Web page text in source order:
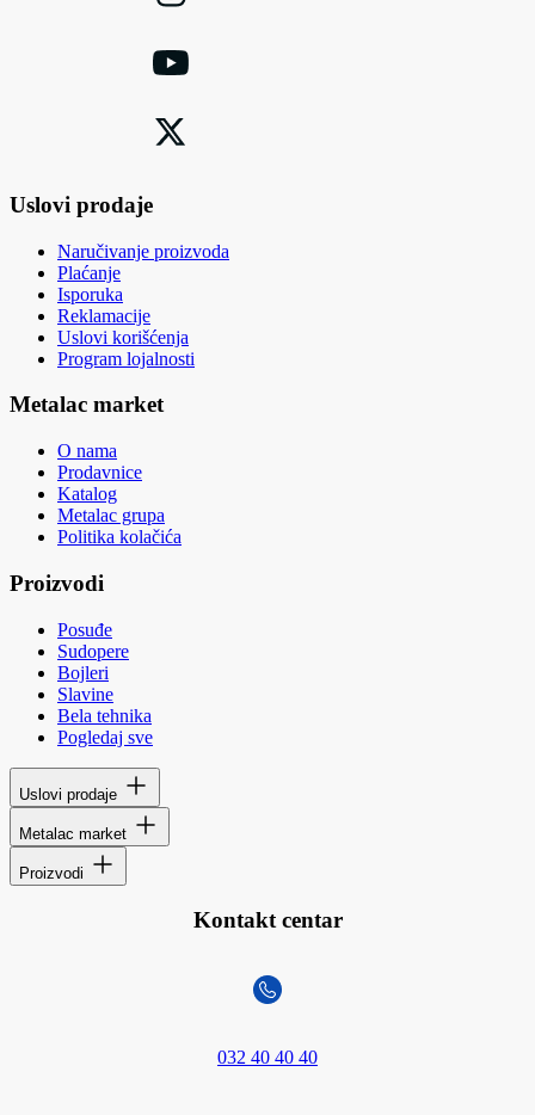
Uslovi prodaje
Naručivanje proizvoda
Plaćanje
Isporuka
Reklamacije
Uslovi korišćenja
Program lojalnosti
Metalac market
O nama
Prodavnice
Katalog
Metalac grupa
Politika kolačića
Proizvodi
Posuđe
Sudopere
Bojleri
Slavine
Bela tehnika
Pogledaj sve
Uslovi prodaje
Metalac market
Proizvodi
Kontakt centar
032 40 40 40